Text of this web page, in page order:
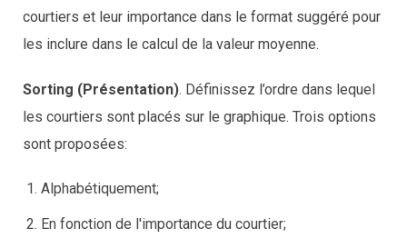
courtiers et leur importance dans le format suggéré pour
les inclure dans le calcul de la valeur moyenne.
Sorting (Présentation). Définissez l’ordre dans lequel
les courtiers sont placés sur le graphique. Trois options
sont proposées:
Alphabétiquement;
En fonction de l'importance du courtier;